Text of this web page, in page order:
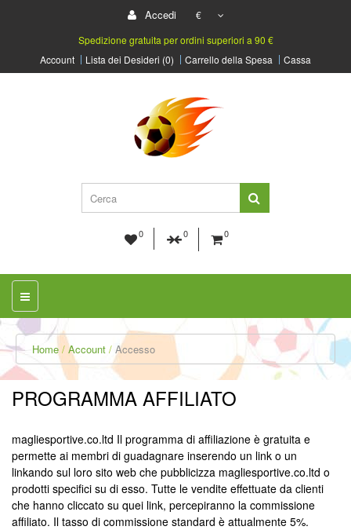
Accedi
€
Spedizione gratuita per ordini superiori a 90 €
Account
Lista dei Desideri (0) Carrello della Spesa Cassa
0 0 0
Home Account Accesso
PROGRAMMA AFFILIATO
magliesportive.co.ltd Il programma di affiliazione è gratuita e
permette ai membri di guadagnare inserendo un link o un
linkando sul loro sito web che pubblicizza magliesportive.co.ltd o
prodotti specifici su di esso. Tutte le vendite effettuate da clienti
che hanno cliccato su quei link, percepiranno la commissione
affiliato. Il tasso di commissione standard è attualmente 5%.